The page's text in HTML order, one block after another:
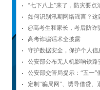
19931500689
15030599688
18630508005
13315549000
18132255626
“七下八上”来了，防灾要点
如何识别汛期网络谣言？这
@高考生和家长，考后防诈
高考诈骗话术全披露
守护数据安全，保护个人信
公安部公布无人机影响铁路
公安部交管局提示：“五一”
定制“骗局网”、诱导借贷、